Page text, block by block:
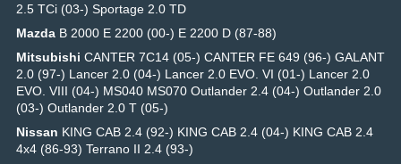
2.5 TCi (03-) Sportage 2.0 TD
Mazda B 2000 E 2200 (00-) E 2200 D (87-88)
Mitsubishi CANTER 7C14 (05-) CANTER FE 649 (96-) GALANT
2.0 (97-) Lancer 2.0 (04-) Lancer 2.0 EVO. VI (01-) Lancer 2.0
EVO. VIII (04-) MS040 MS070 Outlander 2.4 (04-) Outlander 2.0
(03-) Outlander 2.0 T (05-)
Nissan KING CAB 2.4 (92-) KING CAB 2.4 (04-) KING CAB 2.4
4x4 (86-93) Terrano II 2.4 (93-)